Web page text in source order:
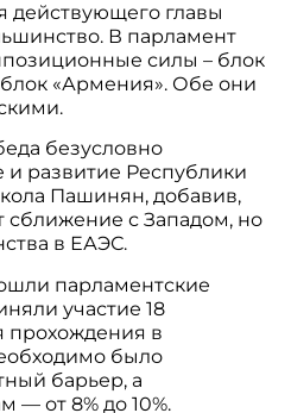
действующего главы
В парламент
силы – блок
«Армения». Обе они
безусловно
развитие Республики
Пашинян, добавив,
сближение с Западом, но
в ЕАЭС.
парламентские
участие 18
прохождения в
было
барьер, а
— от 8% до 10%.